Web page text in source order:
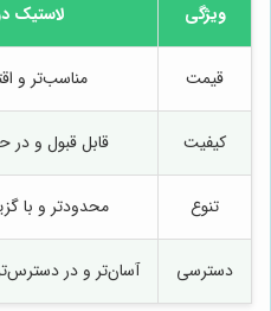
ویژگی لاستیک
قیمت مناسب‌تر و
کیفیت قابل قبول و در
تنوع محدودتر و با
دسترسی آسان‌تر و در